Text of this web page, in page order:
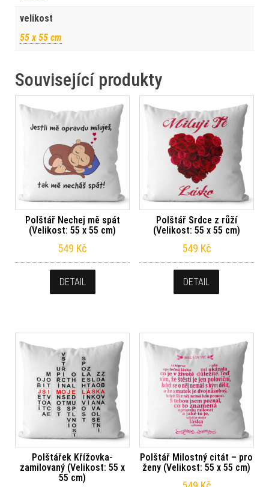
velikost
55 x 55 cm
Související produkty
Polštář Nechej mě spát
(Velikost: 55 x 55 cm)
549 Kč
DETAIL
Polštář Srdce z růží
(Velikost: 55 x 55 cm)
549 Kč
DETAIL
Polštářek Křížovka-
zamilovaný (Velikost: 55 x
55 cm)
Polštář Milostný citát – pro
ženy (Velikost: 55 x 55 cm)